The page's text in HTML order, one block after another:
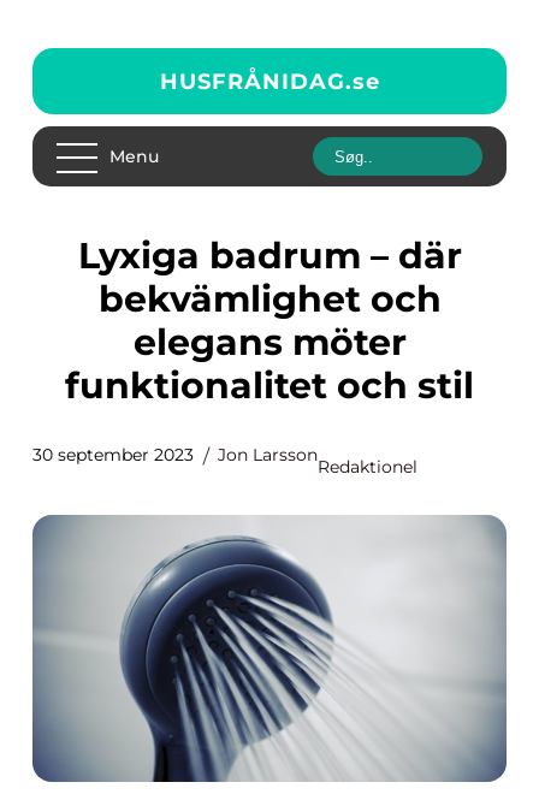
HUSFRÅNIDAG.se
Menu
Lyxiga badrum – där
bekvämlighet och
elegans möter
funktionalitet och stil
30 september 2023 Jon Larsson
Redaktionel